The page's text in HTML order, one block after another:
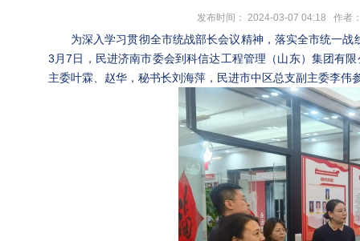
发布时间： 2024-03-07 04:18 作者
为深入学习贯彻全市统战部长会议精神，落实全市统一战
3月7日，民进济南市委会到科信达工程管理（山东）集团有
主委叶霖、赵华，秘书长刘海萍，民进市中区总支副主委李伟